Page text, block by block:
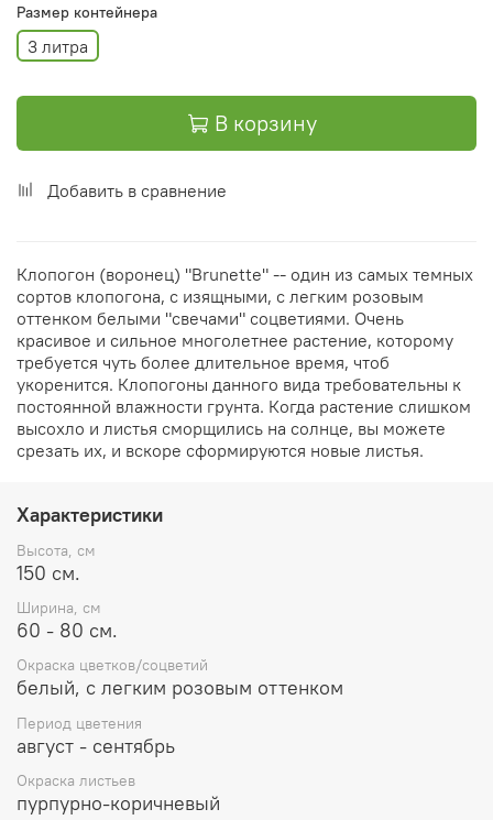
Размер контейнера
3 литра
В корзину
Добавить в сравнение
Клопогон (воронец) "Brunette" -- один из самых темных
сортов клопогона, с изящными, с легким розовым
оттенком белыми "свечами" соцветиями. Очень
красивое и сильное многолетнее растение, которому
требуется чуть более длительное время, чтоб
укоренится. Клопогоны данного вида требовательны к
постоянной влажности грунта. Когда растение слишком
высохло и листья сморщились на солнце, вы можете
срезать их, и вскоре сформируются новые листья.
Характеристики
Высота, см
150 см.
Ширина, см
60 - 80 см.
Окраска цветков/соцветий
белый, с легким розовым оттенком
Период цветения
август - сентябрь
Окраска листьев
пурпурно-коричневый